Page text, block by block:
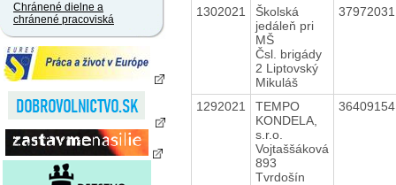
Chránené dielne a
chránené pracoviská
1302021
Školská
jedáleň pri
MŠ
Čsl. brigády
2 Liptovský
Mikuláš
1292021
TEMPO
KONDELA,
s.r.o.
Vojtaššáková
893
Tvrdošín